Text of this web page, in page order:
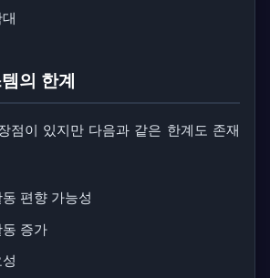
의 한계
점이 있지만 다음과 같은 한계도 존재
편향 가능성
증가